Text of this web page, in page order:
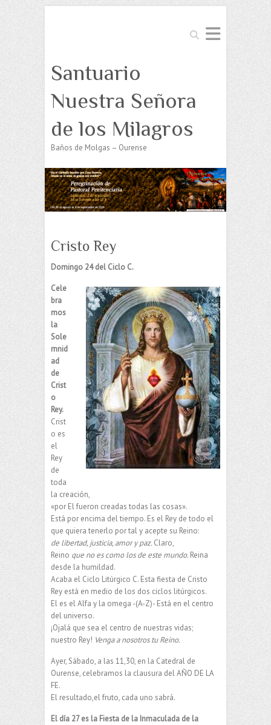
Buscar
Santuario
Nuestra Señora
de los Milagros
Baños de Molgas – Ourense
Cristo Rey
Domingo 24 del Ciclo C.
Cele
bra
mos
la
Sole
mnid
ad
de
Crist
o
Rey.
Crist
o es
el
Rey
de
toda
la creación,
«por El fueron creadas todas las cosas».
Está por encima del tiempo. Es el Rey de todo el
que quiera tenerlo por tal y acepte su Reino:
de libertad, justicia, amor y paz.Claro,
Reino que no es como los de este mundo.Reina
desde la humildad.
Acaba el Ciclo Litúrgico C. Esta fiesta de Cristo
Rey está en medio de los dos ciclos litúrgicos.
El es el Alfa y la omega -(A-Z)- Está en el centro
del universo.
¡Ojalá que sea el centro de nuestras vidas;
nuestro Rey! Venga a nosotros tu Reino.
Ayer, Sábado, a las 11,30, en la Catedral de
Ourense, celebramos la clausura del AÑO DE LA
FE.
El resultado,el fruto, cada uno sabrá.
El día 27 es la Fiesta de la Inmaculada de la